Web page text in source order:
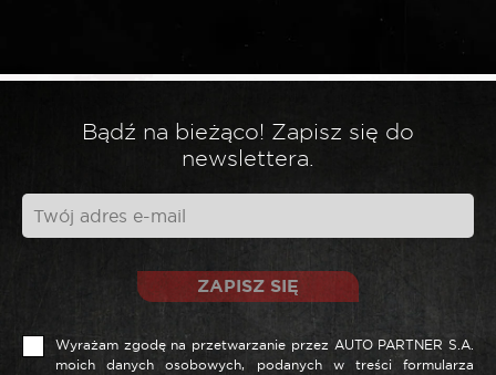
Twoja opinia*
Bądź na bieżąco! Zapisz się do
newslettera.
ZAPISZ SIĘ
Wyrażam zgodę na przetwarzanie przez AUTO PARTNER S.A.
moich danych osobowych, podanych w treści formularza